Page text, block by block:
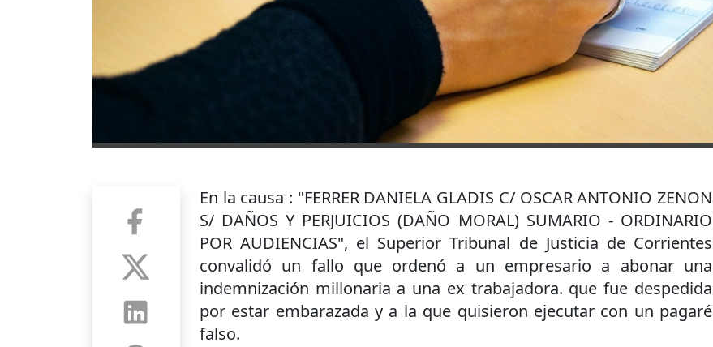
En la causa : "FERRER DANIELA GLADIS C/ OSCAR ANTONIO ZENON
S/ DAÑOS Y PERJUICIOS (DAÑO MORAL) SUMARIO - ORDINARIO
POR AUDIENCIAS", el Superior Tribunal de Justicia de Corrientes
convalidó un fallo que ordenó a un empresario a abonar una
indemnización millonaria a una ex trabajadora. que fue despedida
por estar embarazada y a la que quisieron ejecutar con un pagaré
falso.